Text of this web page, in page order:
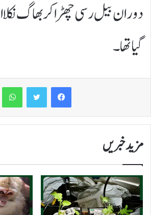
دوران بیل رسی چھڑا کر بھاگ
گیا تھا۔
مزید خبریں